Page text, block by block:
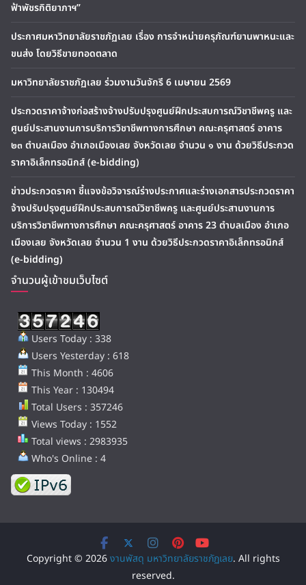
ฟ้าพัชรกิติยาภาฯ”
ประกาศมหาวิทยาลัยราชภัฏเลย เรื่อง การจำหน่ายครุภัณฑ์ยานพาหนะและ
ขนส่ง โดยวิธีขายทอดตลาด
มหาวิทยาลัยราชภัฏเลย ร่วมงานวันจักรี 6 เมษายน 2569
ประกวดราคาจ้างก่อสร้างจ้างปรับปรุงศูนย์ฝึกประสบการณ์วิชาชีพครู และ
ศูนย์ประสานงานการบริการวิชาชีพทางการศึกษา คณะครุศาสตร์ อาคาร
๒๓ ตำบลเมือง อำเภอเมืองเลย จังหวัดเลย จำนวน ๑ งาน ด้วยวิธีประกวด
ราคาอิเล็กทรอนิกส์ (e-bidding)
ข่าวประกวดราคา ชี้แจงข้อวิจารณ์ร่างประกาศและร่างเอกสารประกวดราคา
จ้างปรับปรุงศูนย์ฝึกประสบการณ์วิชาชีพครู และศูนย์ประสานงานการ
บริการวิชาชีพทางการศึกษา คณะครุศาสตร์ อาคาร 23 ตำบลเมือง อำเภอ
เมืองเลย จังหวัดเลย จำนวน 1 งาน ด้วยวิธีประกวดราคาอิเล็กทรอนิกส์
(e-bidding)
จำนวนผู้เข้าชมเว็บไซต์
Users Today : 338
Users Yesterday : 618
This Month : 4606
This Year : 130494
Total Users : 357246
Views Today : 1552
Total views : 2983935
Who's Online : 4
Copyright © 2026งานพัสดุ มหาวิทยาลัยราชภัฏเลย. All rights
reserved.